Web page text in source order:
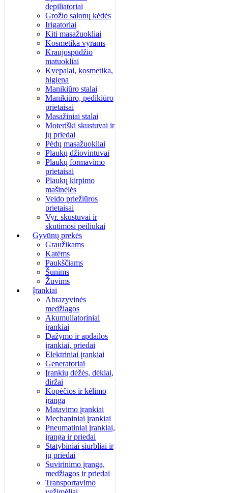
depiliatoriai
Grožio salonų kėdės
Irigatoriai
Kiti masažuokliai
Kosmetika vyrams
Kraujospūdžio
matuokliai
Kvepalai, kosmetika,
higiena
Manikiūro stalai
Manikiūro, pedikiūro
prietaisai
Masažiniai stalai
Moteriški skustuvai ir
jų priedai
Pėdų masažuokliai
Plaukų džiovintuvai
Plaukų formavimo
prietaisai
Plaukų kirpimo
mašinėlės
Veido priežiūros
prietaisai
Vyr. skustuvai ir
skutimosi peiliukai
Gyvūnų prekės
Graužikams
Katėms
Paukščiams
Šunims
Žuvims
Įrankiai
Abrazyvinės
medžiagos
Akumuliatoriniai
įrankiai
Dažymo ir apdailos
įrankiai, priedai
Elektriniai įrankiai
Generatoriai
Įrankių dėžės, dėklai,
diržai
Kopėčios ir kėlimo
įranga
Matavimo įrankiai
Mechaniniai įrankiai
Pneumatiniai įrankiai,
įranga ir priedai
Statybiniai siurbliai ir
jų priedai
Suvirinimo įranga,
medžiagos ir priedai
Transportavimo